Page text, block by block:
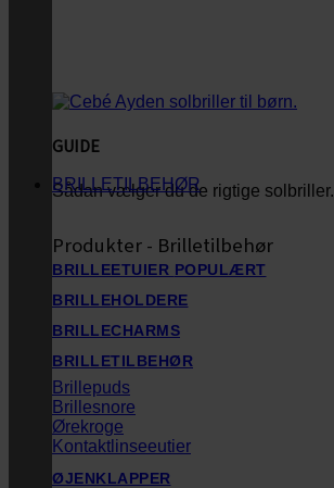
GUIDE
Sådan vælger du de rigtige solbriller.
BRILLETILBEHØR
Produkter - Brilletilbehør
BRILLEETUIER
BRILLEHOLDERE
BRILLECHARMS
BRILLETILBEHØR
Brillepuds
Brillesnore
Ørekroge
Kontaktlinseeutier
ØJENKLAPPER